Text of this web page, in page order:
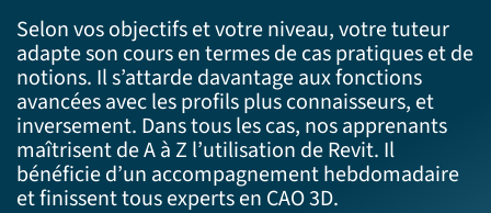
Selon vos objectifs et votre niveau, votre tuteur
adapte son cours en termes de cas pratiques et de
notions. Il s’attarde davantage aux fonctions
avancées avec les profils plus connaisseurs, et
inversement. Dans tous les cas, nos apprenants
maîtrisent de A à Z l’utilisation de Revit. Il
bénéficie d’un accompagnement hebdomadaire
et finissent tous experts en CAO 3D.